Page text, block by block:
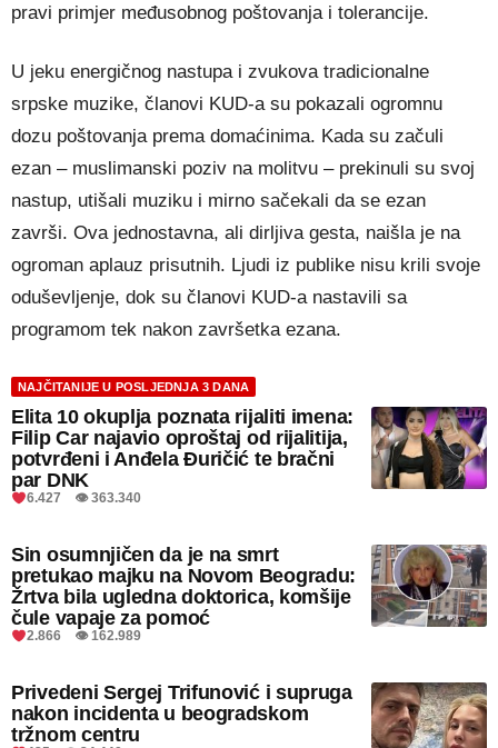
pravi primjer međusobnog poštovanja i tolerancije.
U jeku energičnog nastupa i zvukova tradicionalne
srpske muzike, članovi KUD-a su pokazali ogromnu
dozu poštovanja prema domaćinima. Kada su začuli
ezan – muslimanski poziv na molitvu – prekinuli su svoj
nastup, utišali muziku i mirno sačekali da se ezan
završi. Ova jednostavna, ali dirljiva gesta, naišla je na
ogroman aplauz prisutnih. Ljudi iz publike nisu krili svoje
oduševljenje, dok su članovi KUD-a nastavili sa
programom tek nakon završetka ezana.
NAJČITANIJE U POSLJEDNJA 3 DANA
Elita 10 okuplja poznata rijaliti imena:
Filip Car najavio oproštaj od rijalitija,
potvrđeni i Anđela Đuričić te bračni
par DNK
6.427 👁 363.340
Sin osumnjičen da je na smrt
pretukao majku na Novom Beogradu:
Žrtva bila ugledna doktorica, komšije
čule vapaje za pomoć
2.866 👁 162.989
Privedeni Sergej Trifunović i supruga
nakon incidenta u beogradskom
tržnom centru